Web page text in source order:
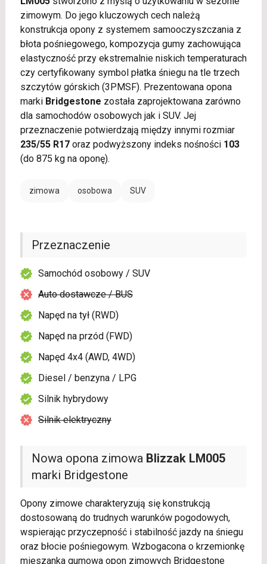
zimowym. Do jego kluczowych cech należą
konstrukcja opony z systemem samooczyszczania z
błota pośniegowego, kompozycja gumy zachowująca
elastyczność przy ekstremalnie niskich temperaturach
czy certyfikowany symbol płatka śniegu na tle trzech
szczytów górskich (3PMSF). Prezentowana opona
marki Bridgestone została zaprojektowana zarówno
dla samochodów osobowych jak i SUV. Jej
przeznaczenie potwierdzają między innymi rozmiar
235/55 R17oraz podwyższony indeks nośności 103
(do 875 kg na oponę).
zimowa osobowa SUV
Nowa opona zimowa Blizzak LM005
marki Bridgestone
Opony zimowe charakteryzują się konstrukcją
dostosowaną do trudnych warunków pogodowych,
wspierając przyczepność i stabilność jazdy na śniegu
oraz błocie pośniegowym. Wzbogacona o krzemionkę
mieszanka gumowa opon zimowych Bridgestone
Przeznaczenie
Samochód osobowy / SUV
Auto dostawcze / BUS
Napęd na tył (RWD)
Napęd na przód (FWD)
Napęd 4x4 (AWD, 4WD)
Diesel / benzyna / LPG
Silnik hybrydowy
Silnik elektryczny